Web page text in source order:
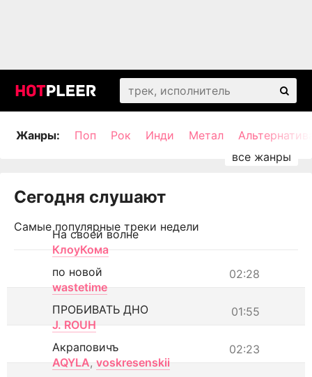
Жанры: Поп Рок Инди Метал
Сегодня слушают
Самые популярные треки недели
На своей волне
КлоуКома
02:28
по новой
wastetime
01:55
ПРОБИВАТЬ ДНО
J. ROUH
02:23
Акраповичъ
AQYLA, voskresenskii